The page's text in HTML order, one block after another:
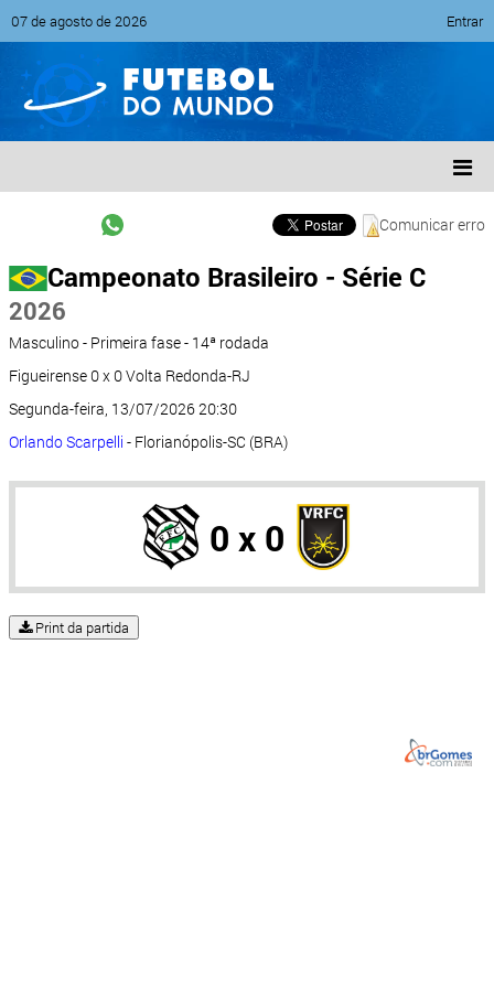
07 de agosto de 2026 Entrar
Comunicar erro
Campeonato Brasileiro - Série C
2026
Masculino - Primeira fase - 14ª rodada
Figueirense 0 x 0 Volta Redonda-RJ
Segunda-feira, 13/07/2026 20:30
Orlando Scarpelli - Florianópolis-SC (BRA)
0 x 0
Print da partida